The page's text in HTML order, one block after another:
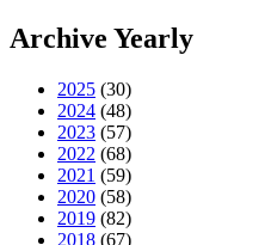
Archive Yearly
2025 (30)
2024 (48)
2023 (57)
2022 (68)
2021 (59)
2020 (58)
2019 (82)
2018 (67)